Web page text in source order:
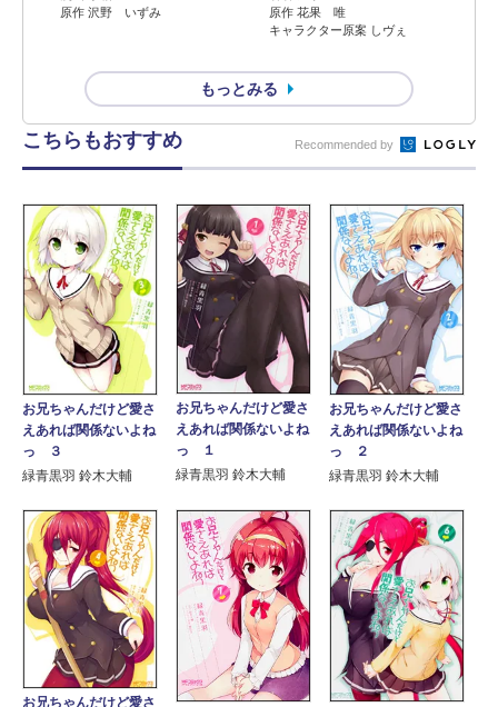
原作 沢野 いずみ
原作 花果 唯
キャラクター原案 しヴぇ
もっとみる
こちらもおすすめ Recommended by
お兄ちゃんだけど愛さ
えあれば関係ないよね
っ ３
緑青黒羽 鈴木大輔
お兄ちゃんだけど愛さ
えあれば関係ないよね
っ １
緑青黒羽 鈴木大輔
お兄ちゃんだけど愛さ
えあれば関係ないよね
っ ２
緑青黒羽 鈴木大輔
お兄ちゃんだけど愛さ